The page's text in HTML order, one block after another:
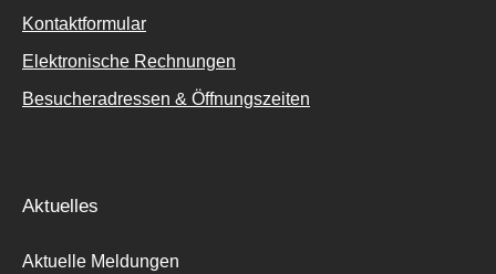
Kontaktformular
Elektronische Rechnungen
Besucheradressen & Öffnungszeiten
Aktuelles
Aktuelle Meldungen